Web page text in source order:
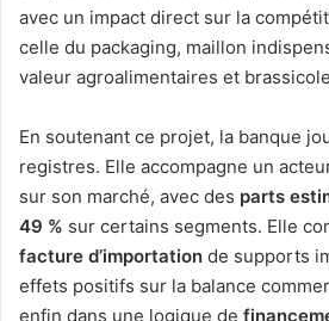
avec un impact direct sur la
celle du packaging, maillon
valeur agroalimentaires et
En soutenant ce projet, la banque
registres. Elle accompagne un
sur son marché, avec des parts
49 % sur certains segments. Elle
facture d’importation de supports
effets positifs sur la balance
enfin dans une logique de